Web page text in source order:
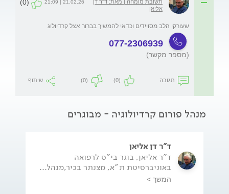
תשובת מומחה | מאת: ד"ר דן
אליאן
21.02.26 | 21:09
(0)
שעורקי הלב מסויידים וכדאי להמשיך בברור אצל קרדיולוג
077-2306939
(מספר מקשר)
תגובה (0)
(0) שיתוף
מנהל פורום קרדיולוגיה - מבוגרים
ד"ר דן אליאן
ד"ר אליאן, בוגר בי"ס לרפואה
באוניברסיטת ת"א, מצנתר בכיר,מנהל...
המשך >